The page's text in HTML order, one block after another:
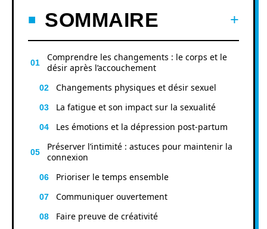
SOMMAIRE
Comprendre les changements : le corps et le
désir après l’accouchement
Changements physiques et désir sexuel
La fatigue et son impact sur la sexualité
Les émotions et la dépression post-partum
Préserver l’intimité : astuces pour maintenir la
connexion
Prioriser le temps ensemble
Communiquer ouvertement
Faire preuve de créativité